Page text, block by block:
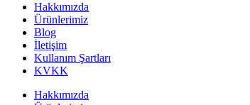
Hakkımızda
Ürünlerimiz
Blog
İletişim
Kullanım Şartları
KVKK
Hakkımızda